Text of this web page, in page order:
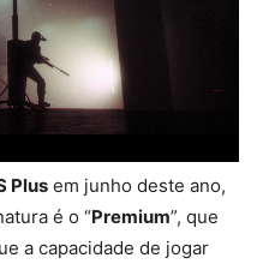
Plus em junho deste ano,
é o “Premium”, que
a capacidade de jogar